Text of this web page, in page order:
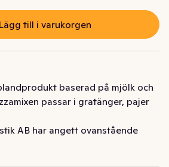
Lägg till i varukorgen
baserad på mjölk och
passar i gratänger, pajer
AB har angett ovanstående